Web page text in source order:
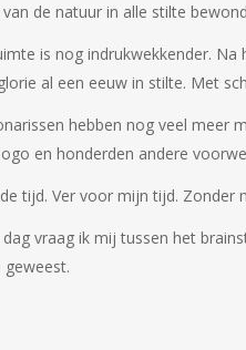
de natuur in alle stilte
is nog indrukwekkender.
al een eeuw in stilte. Met
hebben nog veel meer
en honderden andere
tijd. Ver voor mijn tijd.
vraag ik mij tussen het